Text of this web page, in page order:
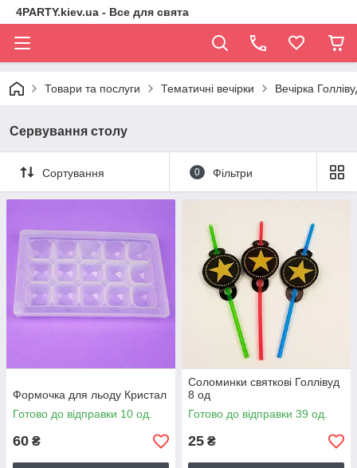
4PARTY.kiev.ua - Все для свята
Товари та послуги Тематичні вечірки Вечірка
Сервування столу
Сортування 0 Фільтри
Формочка для льоду Кристал
Готово до відправки 10 од.
60 ₴
Соломинки святкові Голлівуд
8 од
Готово до відправки 39 од.
25 ₴